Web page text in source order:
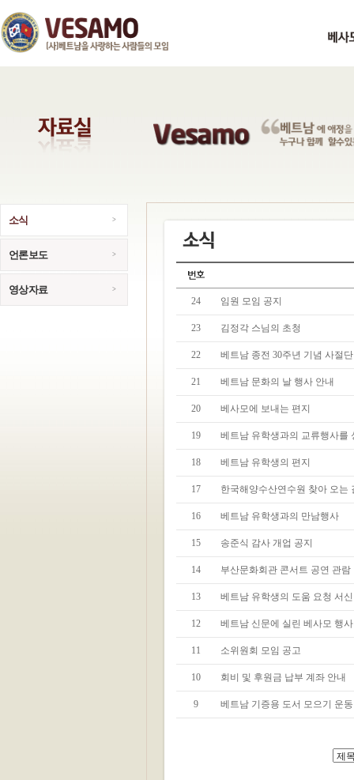
소식
언론보도
영상자료
24 임원 모임 공지
23 김정각 스님의 초청
22 베트남 종전 30주년 기념 사절
21 베트남 문화의 날 행사 안내
20 베사모에 보내는 편지
19 베트남 유학생과의 교류행사를
18 베트남 유학생의 편지
17 한국해양수산연수원 찾아 오는
16 베트남 유학생과의 만남행사
15 송준식 감사 개업 공지
14 부산문화회관 콘서트 공연 관람
13 베트남 유학생의 도움 요청 서신
12 베트남 신문에 실린 베사모 행
11 소위원회 모임 공고
10 회비 및 후원금 납부 계좌 안내
9 베트남 기증용 도서 모으기 운